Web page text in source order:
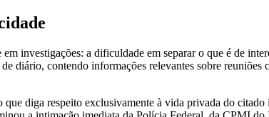
investigações: a dificuldade em separar o que é de
diário, contendo informações relevantes sobre
diga respeito exclusivamente à vida privada do